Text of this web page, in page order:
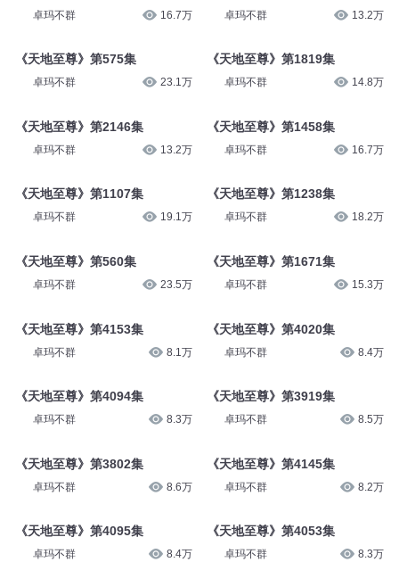
卓玛不群 16.7万
《天地至尊》第575集
卓玛不群 23.1万
《天地至尊》第2146集
卓玛不群 13.2万
《天地至尊》第1107集
卓玛不群 19.1万
《天地至尊》第560集
卓玛不群 23.5万
《天地至尊》第4153集
卓玛不群 8.1万
《天地至尊》第4094集
卓玛不群 8.3万
《天地至尊》第3802集
卓玛不群 8.6万
《天地至尊》第4095集
卓玛不群 8.4万
卓玛不群 13.2万
《天地至尊》第1819集
卓玛不群 14.8万
《天地至尊》第1458集
卓玛不群 16.7万
《天地至尊》第1238集
卓玛不群 18.2万
《天地至尊》第1671集
卓玛不群 15.3万
《天地至尊》第4020集
卓玛不群 8.4万
《天地至尊》第3919集
卓玛不群 8.5万
《天地至尊》第4145集
卓玛不群 8.2万
《天地至尊》第4053集
卓玛不群 8.3万